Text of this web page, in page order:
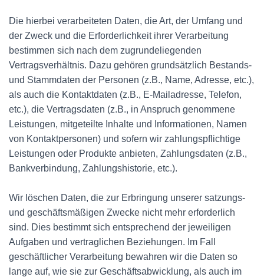
Die hierbei verarbeiteten Daten, die Art, der Umfang und
der Zweck und die Erforderlichkeit ihrer Verarbeitung
bestimmen sich nach dem zugrundeliegenden
Vertragsverhältnis. Dazu gehören grundsätzlich Bestands-
und Stammdaten der Personen (z.B., Name, Adresse, etc.),
als auch die Kontaktdaten (z.B., E-Mailadresse, Telefon,
etc.), die Vertragsdaten (z.B., in Anspruch genommene
Leistungen, mitgeteilte Inhalte und Informationen, Namen
von Kontaktpersonen) und sofern wir zahlungspflichtige
Leistungen oder Produkte anbieten, Zahlungsdaten (z.B.,
Bankverbindung, Zahlungshistorie, etc.).
Wir löschen Daten, die zur Erbringung unserer satzungs-
und geschäftsmäßigen Zwecke nicht mehr erforderlich
sind. Dies bestimmt sich entsprechend der jeweiligen
Aufgaben und vertraglichen Beziehungen. Im Fall
geschäftlicher Verarbeitung bewahren wir die Daten so
lange auf, wie sie zur Geschäftsabwicklung, als auch im